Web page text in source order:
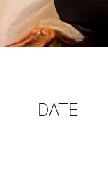
DATE